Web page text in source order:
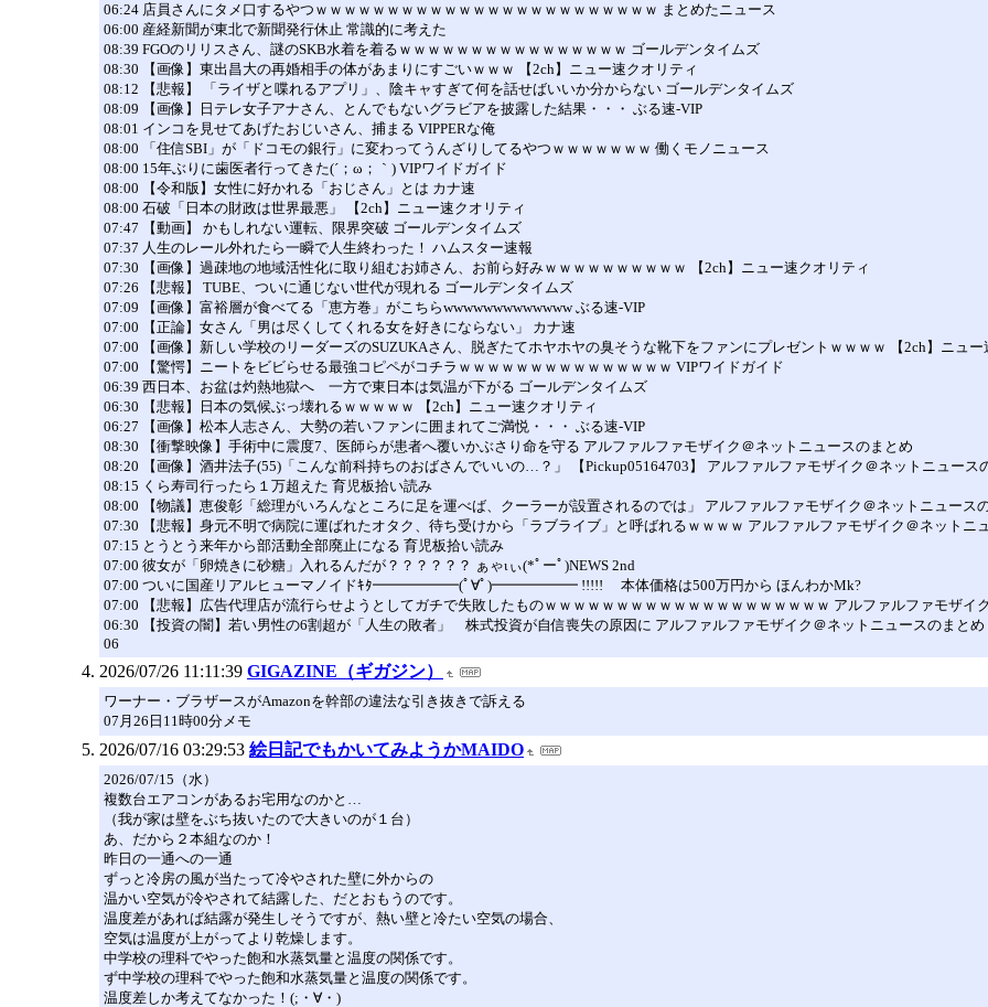
06:24 店員さんにタメ口するやつｗｗｗｗｗｗｗｗｗｗｗｗｗｗｗｗｗｗｗｗｗｗｗｗ まとめたニュース
06:00 産経新聞が東北で新聞発行休止 常識的に考えた
08:39 FGOのリリスさん、謎のSKB水着を着るｗｗｗｗｗｗｗｗｗｗｗｗｗｗｗｗ ゴールデンタイムズ
08:30 【画像】東出昌大の再婚相手の体があまりにすごいｗｗｗ 【2ch】ニュー速クオリティ
08:12 【悲報】 「ライザと喋れるアプリ」、陰キャすぎて何を話せばいいか分からない ゴールデンタイムズ
08:09 【画像】日テレ女子アナさん、とんでもないグラビアを披露した結果・・・ ぶる速-VIP
08:01 インコを見せてあげたおじいさん、捕まる VIPPERな俺
08:00 「住信SBI」が「ドコモの銀行」に変わってうんざりしてるやつｗｗｗｗｗｗｗ 働くモノニュース
08:00 15年ぶりに歯医者行ってきた(´；ω；｀) VIPワイドガイド
08:00 【令和版】女性に好かれる「おじさん」とは カナ速
08:00 石破「日本の財政は世界最悪」 【2ch】ニュー速クオリティ
07:47 【動画】 かもしれない運転、限界突破 ゴールデンタイムズ
07:37 人生のレール外れたら一瞬で人生終わった！ ハムスター速報
07:30 【画像】過疎地の地域活性化に取り組むお姉さん、お前ら好みｗｗｗｗｗｗｗｗｗｗ 【2ch】ニュー速クオリティ
07:26 【悲報】 TUBE、ついに通じない世代が現れる ゴールデンタイムズ
07:09 【画像】富裕層が食べてる「恵方巻」がこちらwwwwwwwwwwwww ぶる速-VIP
07:00 【正論】女さん「男は尽くしてくれる女を好きにならない」 カナ速
07:00 【画像】新しい学校のリーダーズのSUZUKAさん、脱ぎたてホヤホヤの臭そうな靴下をファンにプレゼントｗｗｗｗ 【2ch】ニュー
07:00 【驚愕】ニートをビビらせる最強コピペがコチラｗｗｗｗｗｗｗｗｗｗｗｗｗｗｗ VIPワイドガイド
06:39 西日本、お盆は灼熱地獄へ 一方で東日本は気温が下がる ゴールデンタイムズ
06:30 【悲報】日本の気候ぶっ壊れるｗｗｗｗｗ 【2ch】ニュー速クオリティ
06:27 【画像】松本人志さん、大勢の若いファンに囲まれてご満悦・・・ ぶる速-VIP
08:30 【衝撃映像】手術中に震度7、医師らが患者へ覆いかぶさり命を守る アルファルファモザイク＠ネットニュースのまとめ
08:20 【画像】酒井法子(55)「こんな前科持ちのおばさんでいいの…？」 【Pickup05164703】 アルファルファモザイク＠ネットニュース
08:15 くら寿司行ったら１万超えた 育児板拾い読み
08:00 【物議】恵俊彰「総理がいろんなところに足を運べば、クーラーが設置されるのでは」 アルファルファモザイク＠ネットニュース
07:30 【悲報】身元不明で病院に運ばれたオタク、待ち受けから「ラブライブ」と呼ばれるｗｗｗｗ アルファルファモザイク＠ネットニ
07:15 とうとう来年から部活動全部廃止になる 育児板拾い読み
07:00 彼女が「卵焼きに砂糖」入れるんだが？？？？？？ ぁゃιぃ(*ﾟーﾟ)NEWS 2nd
07:00 ついに国産リアルヒューマノイドｷﾀ━━━━━━(ﾟ∀ﾟ)━━━━━━ !!!!! 本体価格は500万円から ほんわかMk?
07:00 【悲報】広告代理店が流行らせようとしてガチで失敗したものｗｗｗｗｗｗｗｗｗｗｗｗｗｗｗｗｗｗｗｗ アルファルファモザイ
06:30 【投資の闇】若い男性の6割超が「人生の敗者」 株式投資が自信喪失の原因に アルファルファモザイク＠ネットニュースのまとめ
06
2026/07/26 11:11:39 GIGAZINE（ギガジン）
ワーナー・ブラザースがAmazonを幹部の違法な引き抜きで訴える
07月26日11時00分メモ
2026/07/16 03:29:53 絵日記でもかいてみようかMAIDO
2026/07/15（水）
複数台エアコンがあるお宅用なのかと…
（我が家は壁をぶち抜いたので大きいのが１台）
あ、だから２本組なのか！
昨日の一通への一通
ずっと冷房の風が当たって冷やされた壁に外からの
温かい空気が冷やされて結露した、だとおもうのです。
温度差があれば結露が発生しそうですが、熱い壁と冷たい空気の場合、
空気は温度が上がってより乾燥します。
中学校の理科でやった飽和水蒸気量と温度の関係です。
ず中学校の理科でやった飽和水蒸気量と温度の関係です。
温度差しか考えてなかった！(;・∀・)